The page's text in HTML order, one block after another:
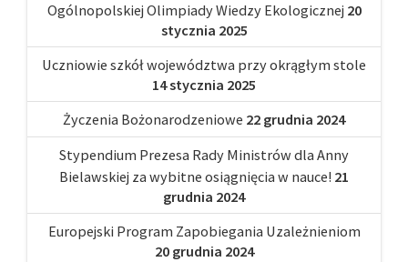
Ogólnopolskiej Olimpiady Wiedzy Ekologicznej 20
stycznia 2025
Uczniowie szkół województwa przy okrągłym stole
14 stycznia 2025
Życzenia Bożonarodzeniowe 22 grudnia 2024
Stypendium Prezesa Rady Ministrów dla Anny
Bielawskiej za wybitne osiągnięcia w nauce! 21
grudnia 2024
Europejski Program Zapobiegania Uzależnieniom
20 grudnia 2024